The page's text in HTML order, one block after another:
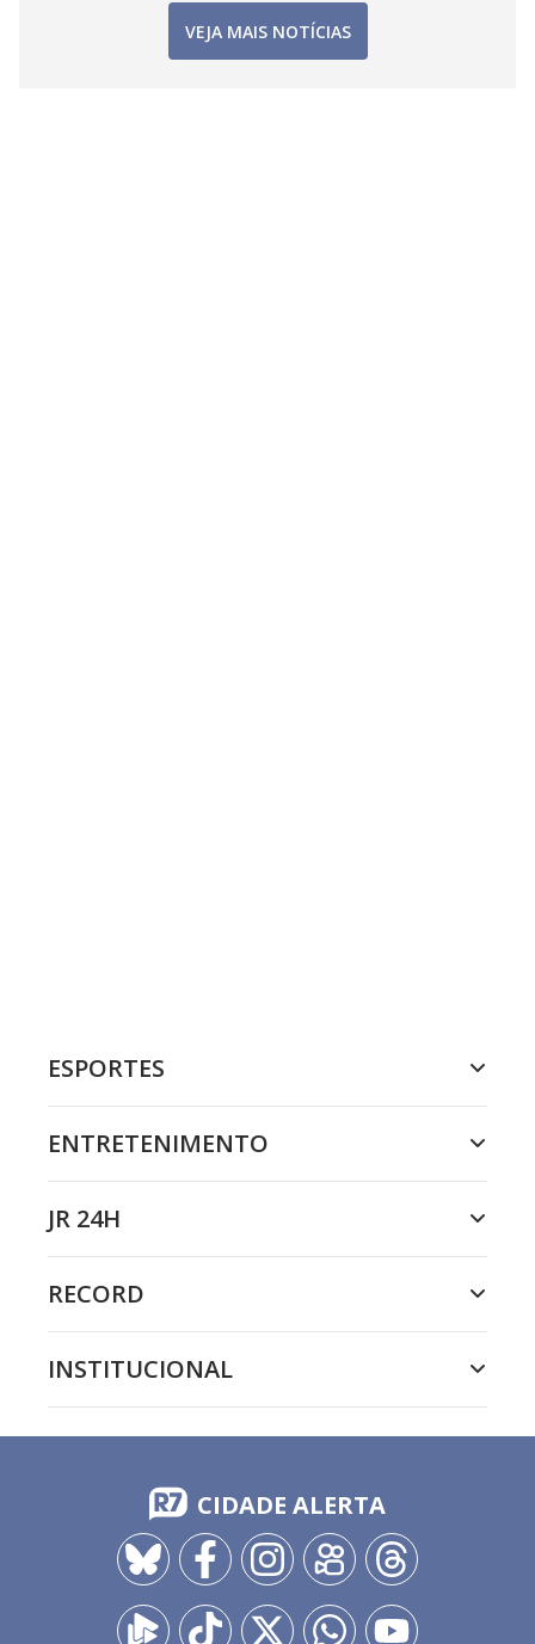
VEJA MAIS NOTÍCIAS
ESPORTES
ENTRETENIMENTO
JR 24H
RECORD
INSTITUCIONAL
CIDADE ALERTA